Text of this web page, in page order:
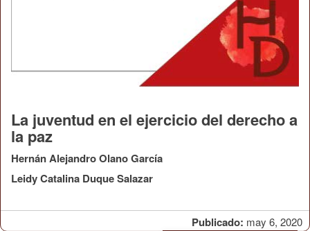
Publicado: may 6, 2020
La juventud en el ejercicio del derecho a
la paz
Hernán Alejandro Olano García
Leidy Catalina Duque Salazar